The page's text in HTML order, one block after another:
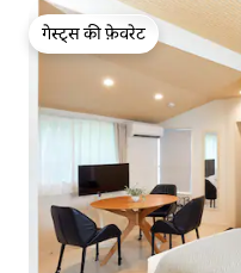
गेस्ट्स की फ़ेवरेट
गेस्ट्स की फ़ेवरेट